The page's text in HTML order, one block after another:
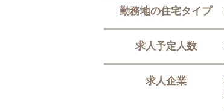
勤務地の住宅タイプ
求人予定人数
求人企業